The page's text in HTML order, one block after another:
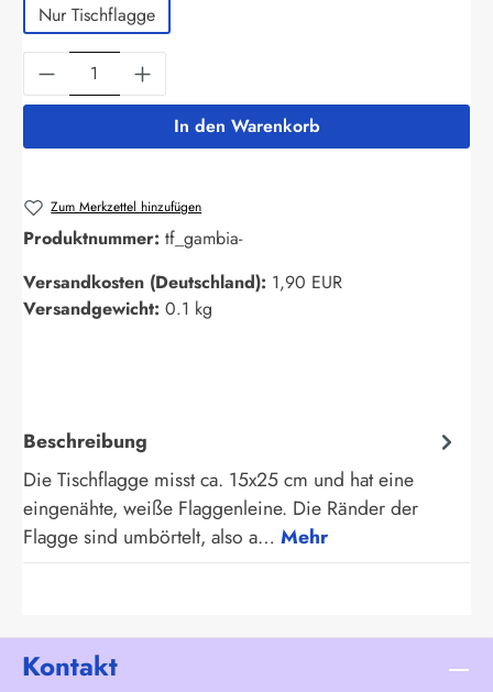
Nur Tischflagge
Produkt Anzahl: Gib den gewünschten
In den Warenkorb
Zum Merkzettel hinzufügen
Produktnummer: tf_gambia-
Versandkosten (Deutschland): 1,90 EUR
Versandgewicht: 0.1 kg
Beschreibung
Die Tischflagge misst ca. 15x25 cm und hat eine
eingenähte, weiße Flaggenleine. Die Ränder der
Flagge sind umbörtelt, also a… Mehr
Kontakt